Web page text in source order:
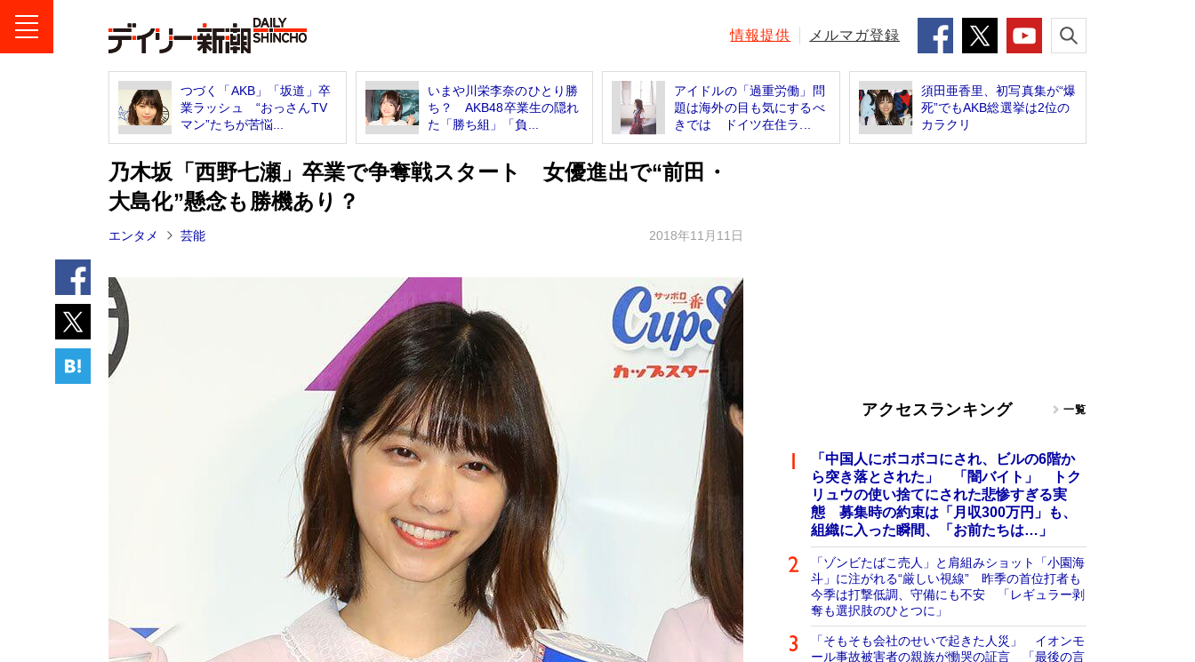
情報提供 メルマガ登録
つづく「AKB」「坂道」卒
業ラッシュ “おっさんTV
マン”たちが苦悩...
いまや川栄李奈のひとり勝
ち？ AKB48卒業生の隠れ
た「勝ち組」「負...
アイドルの「過重労働」問
題は海外の目も気にするべ
きでは ドイツ在住ラ...
須田亜香里、初写真集が“爆
死”でもAKB総選挙は2位の
カラクリ
乃木坂「西野七瀬」卒業で争奪戦スタート 女優進出で“前田・
大島化”懸念も勝機あり？
エンタメ 芸能 2018年11月11日
アクセスランキング 一覧
「中国人にボコボコにされ、ビルの6階か
ら突き落とされた」 「闇バイト」 トク
リュウの使い捨てにされた悲惨すぎる実
態 募集時の約束は「月収300万円」も、
組織に入った瞬間、「お前たちは…」
「ゾンビたばこ売人」と肩組みショット「小園海
斗」に注がれる“厳しい視線” 昨季の首位打者も
今季は打撃低調、守備にも不安 「レギュラー剥
奪も選択肢のひとつに」
「そもそも会社のせいで起きた人災」 イオンモ
ール事故被害者の親族が慟哭の証言 「最後の言